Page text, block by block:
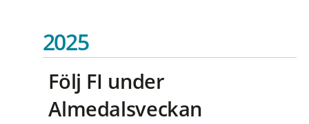
2025
Följ FI under
Almedalsveckan